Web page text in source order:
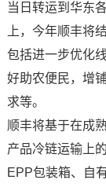
当日转运到华东
上，今年顺丰将
包括进一步优化
好助农便民，增
求等。
顺丰将基于在成
产品冷链运输上
EPP包装箱、自